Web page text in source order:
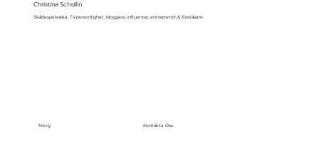
Christina Schollin
Skådespelerska, TV-personlighet, bloggare, influencer, entreprenör, & föreläsare.
Meny Kontakta Oss